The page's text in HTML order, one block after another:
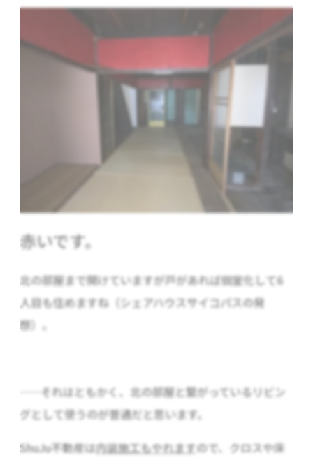
赤いです。
北の部屋まで開けていますが戸があれば個室化して6
人目も住めますね（シェアハウスサイコパスの発
想）。
……それはともかく、北の部屋と繋がっているリビン
グとして使うのが普通だと思います。
ShuJu不動産は内装施工もやれますので、クロスや床